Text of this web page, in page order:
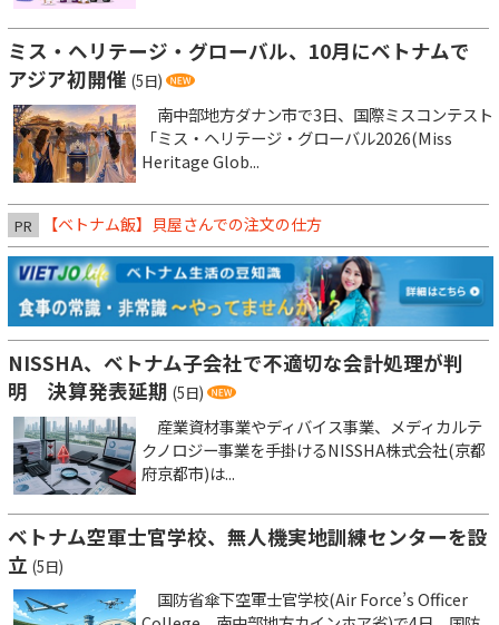
ミス・ヘリテージ・グローバル、10月にベトナムで
アジア初開催 (5日)
南中部地方ダナン市で3日、国際ミスコンテスト
「ミス・ヘリテージ・グローバル2026(Miss
Heritage Glob...
PR 【ベトナム飯】貝屋さんでの注文の仕方
NISSHA、ベトナム子会社で不適切な会計処理が判
明 決算発表延期 (5日)
産業資材事業やディバイス事業、メディカルテ
クノロジー事業を手掛けるNISSHA株式会社(京都
府京都市)は...
ベトナム空軍士官学校、無人機実地訓練センターを設
立 (5日)
国防省傘下空軍士官学校(Air Force’s Officer